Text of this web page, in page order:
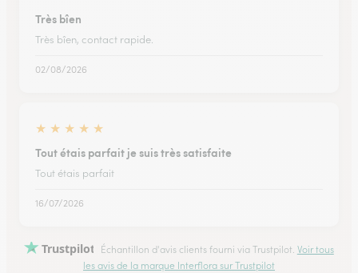
Très bîen
Très bîen, contact rapide.
02/08/2026
★ ★ ★ ★ ★
Tout étais parfait je suis très satisfaite
Tout étais parfait
16/07/2026
Trustpilot Échantillon d'avis clients fourni via Trustpilot. Voir tous
les avis de la marque Interflora sur Trustpilot